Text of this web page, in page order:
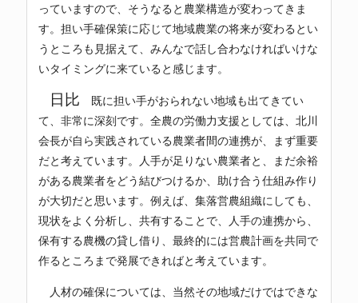
っていますので、そうなると農業構造が変わってきま
す。担い手確保策に応じて地域農業の将来が変わるとい
うところも見据えて、みんなで話し合わなければいけな
いタイミングに来ていると感じます。
日比 既に担い手がおられない地域も出てきてい
て、非常に深刻です。全農の労働力支援としては、北川
会長が自ら実践されている農業者間の連携が、まず重要
だと考えています。人手が足りない農業者と、まだ余裕
がある農業者をどう結びつけるか、助け合う仕組み作り
が大切だと思います。例えば、集落営農組織にしても、
現状をよく分析し、共有することで、人手の連携から、
保有する農機の貸し借り、最終的には営農計画を共同で
作るところまで発展できればと考えています。
人材の確保については、当然その地域だけではできな